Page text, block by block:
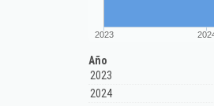
2023
Año
2023
2024